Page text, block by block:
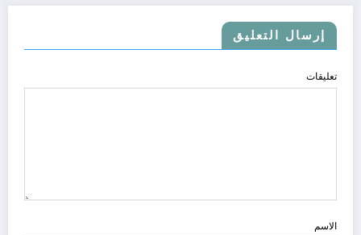
إرسال التعليق
تعليقات
الاسم